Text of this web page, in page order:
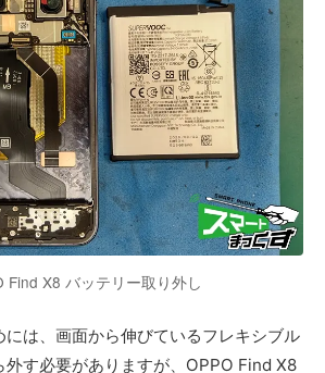
Find X8 バッテリー取り外し
は、画面から伸びているフレキシブル
外す必要がありますが、OPPO Find X8